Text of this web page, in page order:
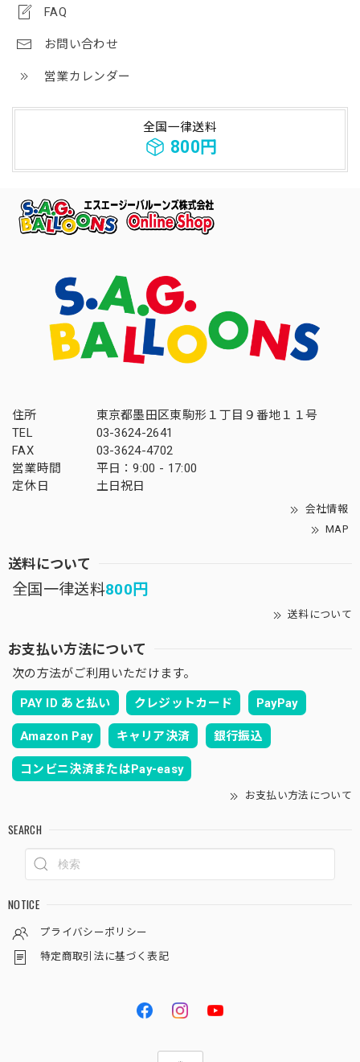
FAQ
お問い合わせ
営業カレンダー
全国一律送料
800円
住所
東京都墨田区東駒形１丁目９番地１１号
TEL
03-3624-2641
FAX
03-3624-4702
営業時間
平日：9:00 - 17:00
定休日
土日祝日
会社情報
MAP
送料について
全国一律送料800円
送料について
お支払い方法について
次の方法がご利用いただけます。
PAY ID あと払い クレジットカード PayPay
Amazon Pay キャリア決済 銀行振込
コンビニ決済またはPay-easy
お支払い方法について
SEARCH
NOTICE
プライバシーポリシー
特定商取引法に基づく表記